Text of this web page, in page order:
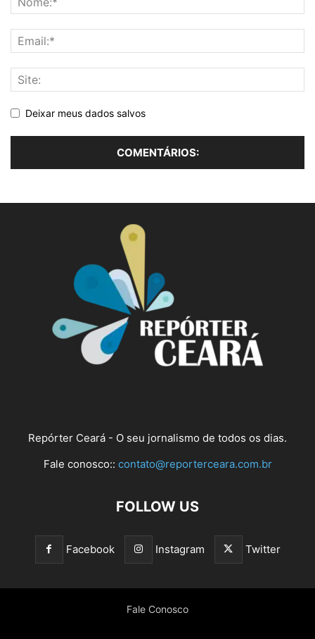
Deixar meus dados salvos
Repórter Ceará - O seu jornalismo de todos os dias.
Fale conosco:: contato@reporterceara.com.br
FOLLOW US
Facebook Instagram Twitter
Fale Conosco